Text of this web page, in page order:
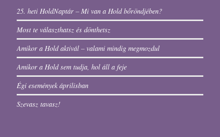
25. heti HoldNaptár – Mi van a Hold bőröndjében?
Most te választhatsz és dönthetsz
Amikor a Hold aktivál – valami mindig megmozdul
Amikor a Hold sem tudja, hol áll a feje
Égi események áprilisban
Szevasz tavasz!